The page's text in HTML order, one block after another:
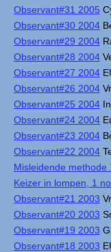
Observant#31 2005
Observant#30 2004
Observant#29 2004
Observant#28 2004
Observant#27 2004
Observant#26 2004
Observant#25 2004
Observant#24 2004
Observant#23 2004
Observant#22 2004
Misleidende methode
Keizer in lompen, 1
Observant#21 2003
Observant#20 2003
Observant#19 2003
Observant#18 2003